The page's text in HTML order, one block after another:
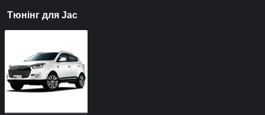
Тюнінг для Jac